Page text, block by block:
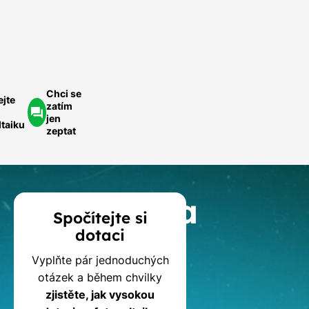
Chci se
zatím
jen
zeptat
Kalkulačka
dotací
na
Spočítejte si
dotaci
Vyplňte pár jednoduchých
otázek a během chvilky
zjistěte, jak vysokou